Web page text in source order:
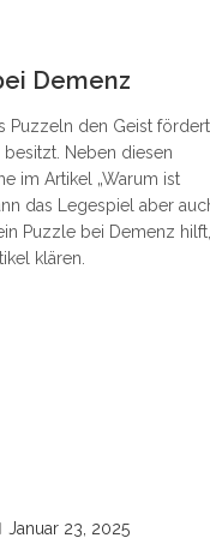
Demenz
Puzzeln den Geist fördert
Neben diesen
im Artikel „Warum ist
das Legespiel aber
Puzzle bei Demenz hilft,
klären.
Januar 23, 2025